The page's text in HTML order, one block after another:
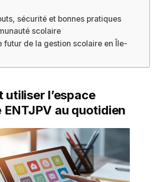
sécurité et bonnes pratiques
scolaire
futur de la gestion scolaire en Île-
utiliser l’espace
ENTJPV au quotidien